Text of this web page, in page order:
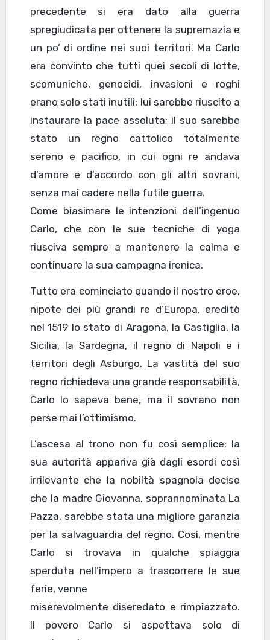
precedente si era dato alla guerra
spregiudicata per ottenere la supremazia e
un po’ di ordine nei suoi territori. Ma Carlo
era convinto che tutti quei secoli di lotte,
scomuniche, genocidi, invasioni e roghi
erano solo stati inutili: lui sarebbe riuscito a
instaurare la pace assoluta; il suo sarebbe
stato un regno cattolico totalmente
sereno e pacifico, in cui ogni re andava
d’amore e d’accordo con gli altri sovrani,
senza mai cadere nella futile guerra.
Come biasimare le intenzioni dell’ingenuo
Carlo, che con le sue tecniche di yoga
riusciva sempre a mantenere la calma e
continuare la sua campagna irenica.
Tutto era cominciato quando il nostro eroe,
nipote dei più grandi re d’Europa, ereditò
nel 1519 lo stato di Aragona, la Castiglia, la
Sicilia, la Sardegna, il regno di Napoli e i
territori degli Asburgo. La vastità del suo
regno richiedeva una grande responsabilità,
Carlo lo sapeva bene, ma il sovrano non
perse mai l’ottimismo.
L’ascesa al trono non fu così semplice; la
sua autorità appariva già dagli esordi così
irrilevante che la nobiltà spagnola decise
che la madre Giovanna, soprannominata La
Pazza, sarebbe stata una migliore garanzia
per la salvaguardia del regno. Così, mentre
Carlo si trovava in qualche spiaggia
sperduta nell’impero a trascorrere le sue
ferie, venne
miserevolmente diseredato e rimpiazzato.
Il povero Carlo si aspettava solo di